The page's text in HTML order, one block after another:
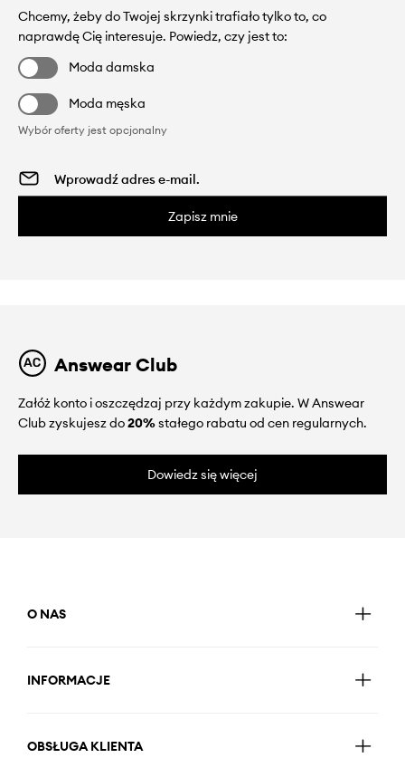
Chcemy, żeby do Twojej skrzynki trafiało tylko to, co
naprawdę Cię interesuje. Powiedz, czy jest to:
Moda damska
Moda męska
Wybór oferty jest opcjonalny
Zapisz mnie
Answear Club
Załóż konto i oszczędzaj przy każdym zakupie. W Answear
Club zyskujesz do20%stałego rabatu od cen regularnych.
Dowiedz się więcej
O NAS
INFORMACJE
OBSŁUGA KLIENTA